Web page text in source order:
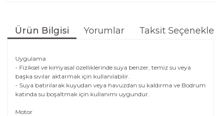
Ürün Bilgisi Yorumlar Taksit Seçenekleri
Uygulama
- Fiziksel ve kimyasal özelliklerinde suya benzer, temiz su veya
başka sıvılar aktarmak için kullanılabilir.
- Suya batırılarak kuyudan veya havuzdan su kaldırma ve Bodrum
katında su boşaltmak için kullanımı uygundur.
Motor